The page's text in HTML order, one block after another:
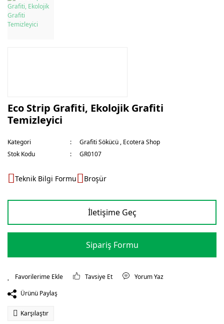
Eco Strip Grafiti, Ekolojik Grafiti
Temizleyici
Kategori Grafiti Sökücü , Ecotera Shop
Stok Kodu
GR0107
Teknik Bilgi Formu Broşür
İletişime Geç
Sipariş Formu
Tavsiye Et
Yorum Yaz
Ürünü Paylaş
Karşılaştır